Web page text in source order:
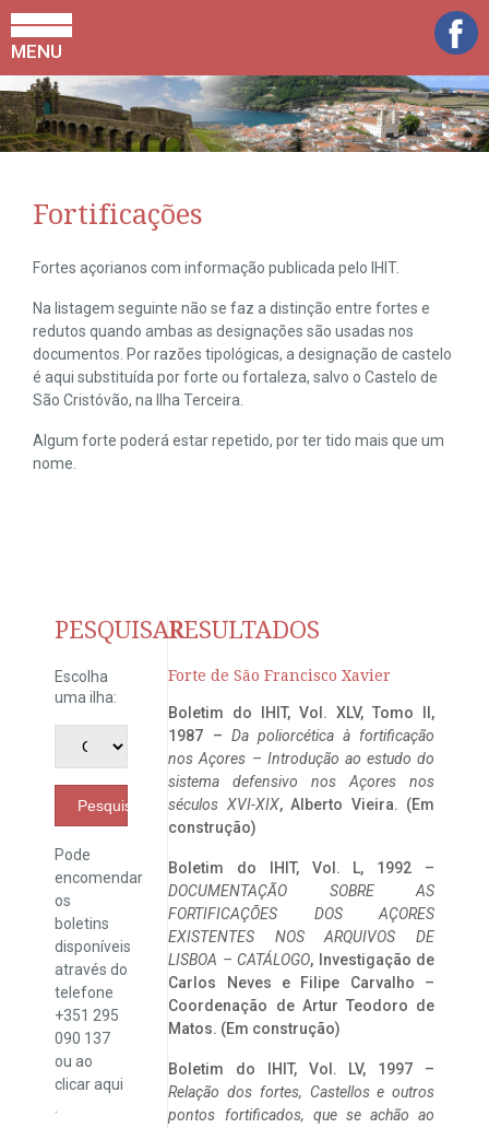
MENU
Fortificações
Fortes açorianos com informação publicada pelo IHIT.
Na listagem seguinte não se faz a distinção entre fortes e
redutos quando ambas as designações são usadas nos
documentos. Por razões tipológicas, a designação de castelo
é aqui substituída por forte ou fortaleza, salvo o Castelo de
São Cristóvão, na Ilha Terceira.
Algum forte poderá estar repetido, por ter tido mais que um
nome.
PESQUISAR
Escolha
uma ilha:
Pesquisar
Pode
encomendar
os
boletins
disponíveis
através do
telefone
+351 295
090 137
ou ao
clicaraqui
RESULTADOS
Forte de São Francisco Xavier
Boletim do IHIT, Vol. XLV, Tomo II,
1987 – Da poliorcética à fortificação
nos Açores – Introdução ao estudo do
sistema defensivo nos Açores nos
séculos XVI-XIX, Alberto Vieira. (Em
construção)
Boletim do IHIT, Vol. L, 1992 –
DOCUMENTAÇÃO SOBRE AS
FORTIFICAÇÕES DOS AÇORES
EXISTENTES NOS ARQUIVOS DE
LISBOA – CATÁLOGO, Investigação de
Carlos Neves e Filipe Carvalho –
Coordenação de Artur Teodoro de
Matos. (Em construção)
Boletim do IHIT, Vol. LV, 1997 –
Relação dos fortes, Castellos e outros
pontos fortificados, que se achão ao